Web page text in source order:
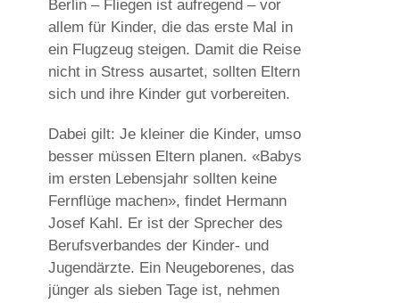
Berlin – Fliegen ist aufregend – vor
allem für Kinder, die das erste Mal in
ein Flugzeug steigen. Damit die Reise
nicht in Stress ausartet, sollten Eltern
sich und ihre Kinder gut vorbereiten.
Dabei gilt: Je kleiner die Kinder, umso
besser müssen Eltern planen. «Babys
im ersten Lebensjahr sollten keine
Fernflüge machen», findet Hermann
Josef Kahl. Er ist der Sprecher des
Berufsverbandes der Kinder- und
Jugendärzte. Ein Neugeborenes, das
jünger als sieben Tage ist, nehmen